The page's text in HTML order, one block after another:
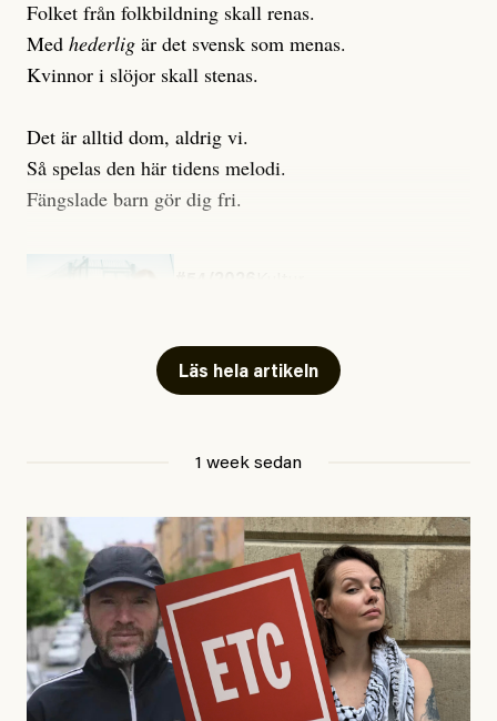
Folket från folkbildning skall renas.
Med hederlig är det svensk som menas.
Kvinnor i slöjor skall stenas.
Det är alltid dom, aldrig vi.
Så spelas den här tidens melodi.
Fängslade barn gör dig fri.
Läs hela artikeln
1 week sedan